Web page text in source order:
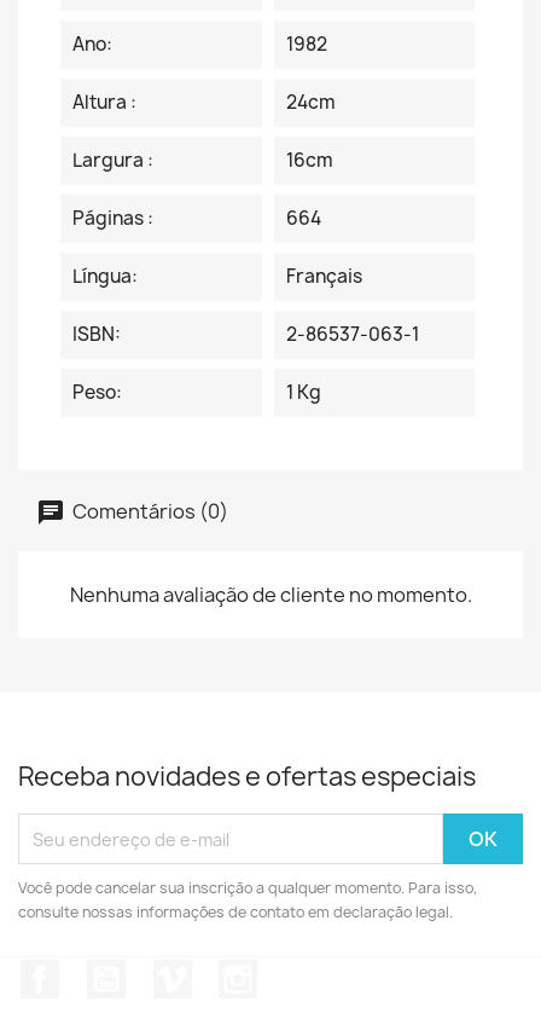
Ano: 1982
Altura : 24cm
Largura : 16cm
Páginas : 664
Língua: Français
ISBN: 2-86537-063-1
Peso: 1 Kg
Comentários (0)
Nenhuma avaliação de cliente no momento.
Receba novidades e ofertas especiais
Você pode cancelar sua inscrição a qualquer momento. Para isso,
consulte nossas informações de contato em declaração legal.